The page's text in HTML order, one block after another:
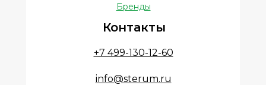
+7 499-130-12-60
info@sterum.ru
Контакты
Бренды